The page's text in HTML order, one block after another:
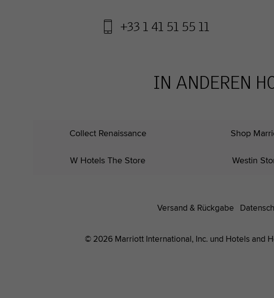
+33 1 41 51 55 11
IN ANDEREN
Collect Renaissance Shop
W Hotels The Store Westin
Versand & Rückgabe
© 2026 Marriott International, Inc. und Hotels and